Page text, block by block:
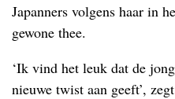
Japanners volgens haar in
gewone thee.
‘Ik vind het leuk dat de
nieuwe twist aan geeft’,